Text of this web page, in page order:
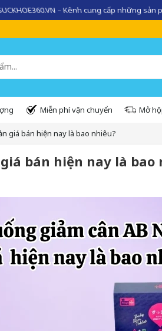
– Kênh cung cấp những
Miễn phí vận chuyển Mở
giá bán hiện nay là bao nhiêu?
bán hiện nay là bao